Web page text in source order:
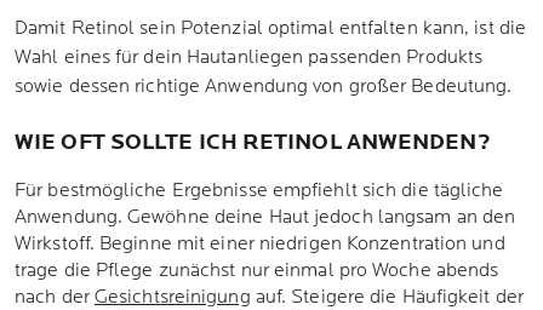
Damit Retinol sein Potenzial optimal entfalten kann, ist die
Wahl eines für dein Hautanliegen passenden Produkts
sowie dessen richtige Anwendung von großer Bedeutung.
WIE OFT SOLLTE ICH RETINOL ANWENDEN?
Für bestmögliche Ergebnisse empfiehlt sich die tägliche
Anwendung. Gewöhne deine Haut jedoch langsam an den
Wirkstoff. Beginne mit einer niedrigen Konzentration und
trage die Pflege zunächst nur einmal pro Woche abends
nach derGesichtsreinigung auf. Steigere die Häufigkeit der